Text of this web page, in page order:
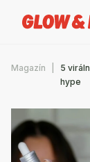
Magazín
5
hype